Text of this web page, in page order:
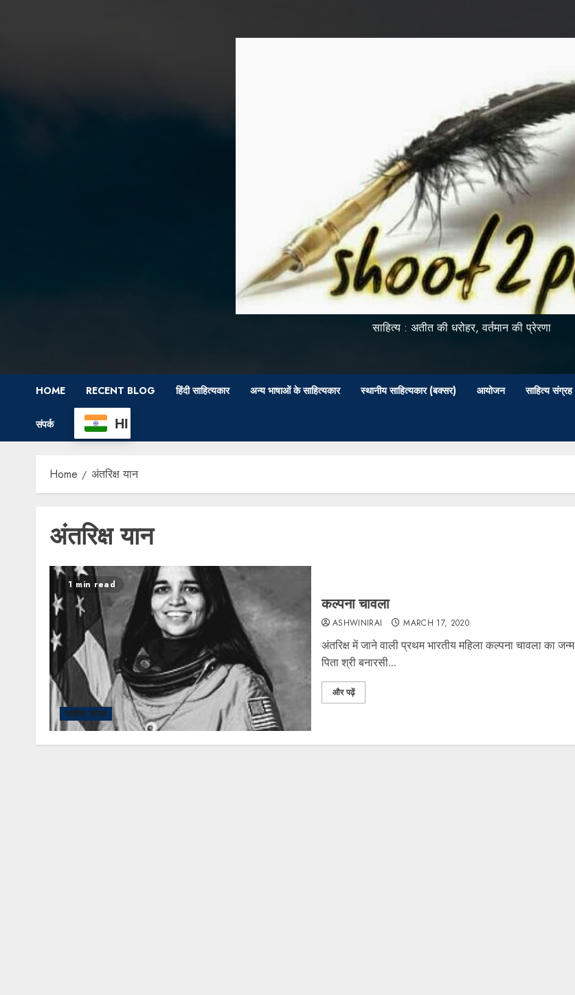
साहित्य : अतीत की धरोहर, वर्तमान की प्रेरणा
HOME RECENT BLOG हिंदी साहित्यकार अन्य भाषाओं के साहित्यकार स्थानीय साहित्यकार (बक्सर) आयोजन साहित्य संग्रह
संपर्क HI
Home अंतरिक्ष यान
अंतरिक्ष यान
1 min read
साहित्य संग्रह
कल्‍पना चावला
ASHWINIRAI MARCH 17, 2020
अंतरिक्ष में जाने वाली प्रथम भारतीय महिला कल्पना चावला का जन्म
पिता श्री बनारसी...
और पढ़ें